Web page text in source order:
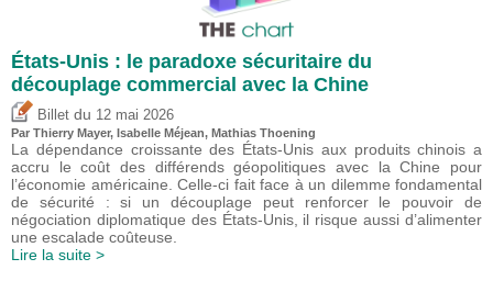
États-Unis : le paradoxe sécuritaire du
découplage commercial avec la Chine
Billet du 12 mai 2026
Par Thierry Mayer, Isabelle Méjean, Mathias Thoening
La dépendance croissante des États-Unis aux produits chinois a
accru le coût des différends géopolitiques avec la Chine pour
l’économie américaine. Celle-ci fait face à un dilemme fondamental
de sécurité : si un découplage peut renforcer le pouvoir de
négociation diplomatique des États-Unis, il risque aussi d’alimenter
une escalade coûteuse.
Lire la suite >